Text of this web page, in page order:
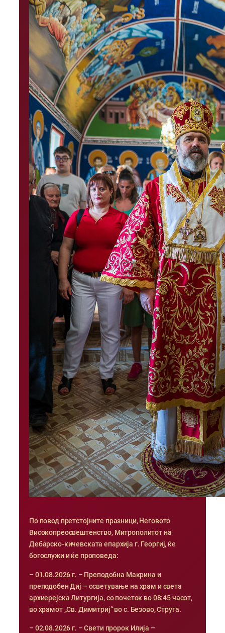
По повод претстојните празници, Неговото
Високопреосвештенство, Митрополитот на
Дебарско-кичевската епархија г. Георгиј, ќе
богослужи и ќе проповеда:
– 01.08.2026 г. – Преподобна Макрина и
преподобен Диј – осветување на храм и света
архиерејска Литургија, со почеток во 08:45 часот,
во храмот „Св. Димитриј“ во с. Безово, Струга.
– 02.08.2026 г. – Свети пророк Илија –